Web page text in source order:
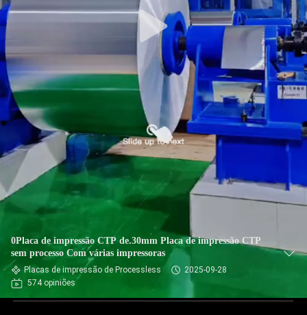
0Placa de impressão CTP de.30mm Placa de impressão CTP
sem processo Com várias impressoras
Placas de impressão de Processless
2025-09-28
574 opiniões